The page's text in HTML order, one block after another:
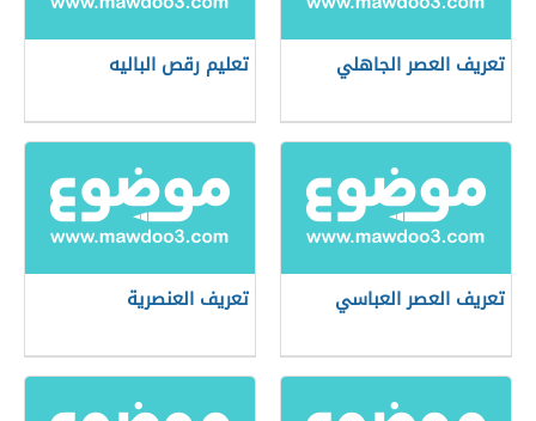
تعريف العصر الجاهلي تعليم رقص الباليه
تعريف العصر العباسي تعريف العنصرية